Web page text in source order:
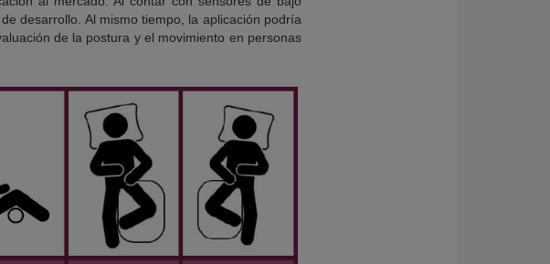
desarrollo. Al mismo tiempo, la aplicación podría
de la postura y el movimiento en personas